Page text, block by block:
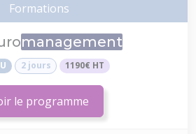
Formations
management
2 jours 1190€ HT
le programme